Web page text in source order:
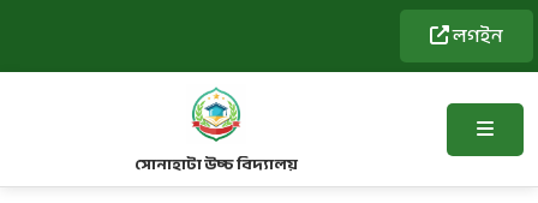
লগইন
সোনাহাটা উচ্চ বিদ্যালয়